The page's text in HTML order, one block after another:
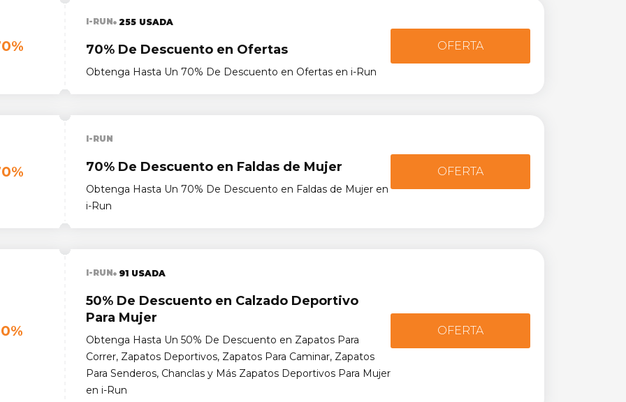
I-RUN 255 USADA
70% De Descuento en Ofertas
Obtenga Hasta Un 70% De Descuento en Ofertas en i-Run
OFERTA
I-RUN
70% De Descuento en Faldas de Mujer
Obtenga Hasta Un 70% De Descuento en Faldas de Mujer en
i-Run
OFERTA
I-RUN 91 USADA
50% De Descuento en Calzado Deportivo
Para Mujer
Obtenga Hasta Un 50% De Descuento en Zapatos Para
Correr, Zapatos Deportivos, Zapatos Para Caminar, Zapatos
Para Senderos, Chanclas y Más Zapatos Deportivos Para Mujer
en i-Run
OFERTA